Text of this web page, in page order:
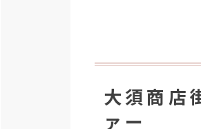
大須商店
ァー